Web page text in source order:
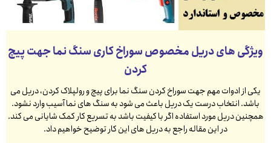
ویژگی های دریل مخصوص سوراخ کاری سنگ نما جهت پیچ
کردن
یکی از ادوات مهم جهت سوراخ کردن سنگ نما برای پیچ و رولپلاک کردن، دریل می
باشد. انتخاب درست یک دریل باعث می شود به سنگ های نما آسیب وارد نشود.
همچنین دریل مورد استفاده اگر با کیفیت باشد به تسریع کار کمک شایانی می کند.
در این مقاله راجع به دریل های این کار توضیح خواهیم داد.